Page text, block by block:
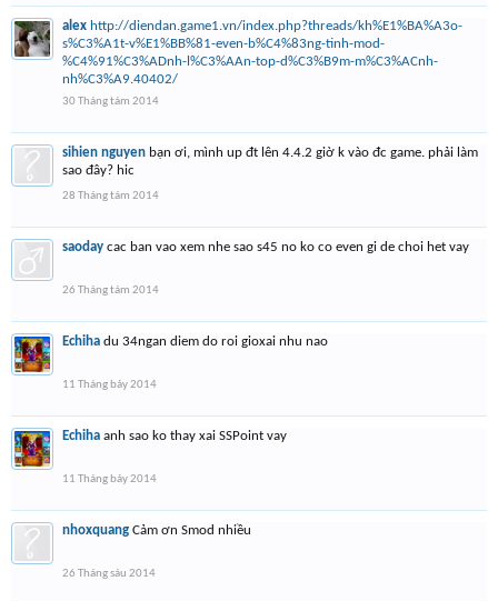
alex http://diendan.game1.vn/index.php?threads/kh%E1%BA%A3o-
s%C3%A1t-v%E1%BB%81-even-b%C4%83ng-tinh-mod-
%C4%91%C3%ADnh-l%C3%AAn-top-d%C3%B9m-m%C3%ACnh-
nh%C3%A9.40402/
30 Tháng tám 2014
sihien nguyen bạn ơi, mình up đt lên 4.4.2 giờ k vào đc game. phải làm
sao đây? hic
28 Tháng tám 2014
saoday cac ban vao xem nhe sao s45 no ko co even gi de choi het vay
26 Tháng tám 2014
Echiha du 34ngan diem do roi gioxai nhu nao
11 Tháng bảy 2014
Echiha anh sao ko thay xai SSPoint vay
11 Tháng bảy 2014
nhoxquang Cảm ơn Smod nhiều
26 Tháng sáu 2014